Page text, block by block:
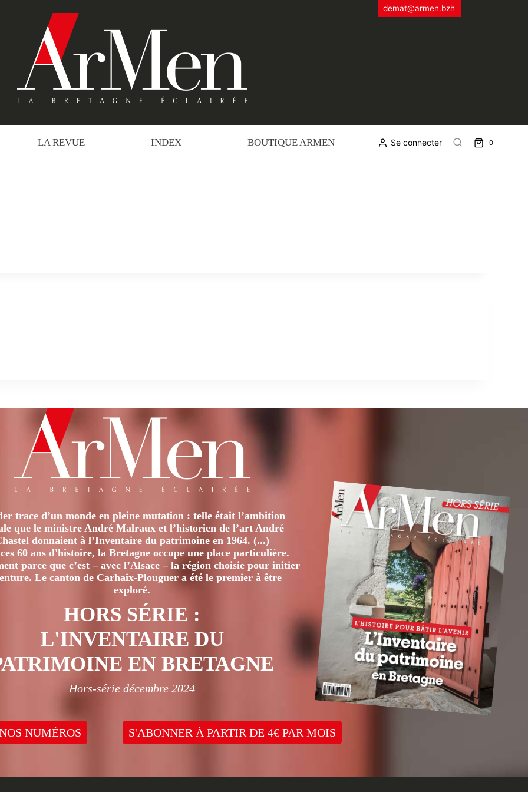
demat@armen.bzh
LA REVUE INDEX BOUTIQUE ARMEN Se connecter 0
trace d’un monde en pleine mutation : telle était l’ambition
que le ministre André Malraux et l’historien de l’art André
donnaient à l’Inventaire du patrimoine en 1964. (...)
60 ans d'histoire, la Bretagne occupe une place particulière.
parce que c’est – avec l’Alsace – la région choisie pour initier
Le canton de Carhaix-Plouguer a été le premier à être
exploré.
HORS SÉRIE :
L'INVENTAIRE DU
EN BRETAGNE
Hors-série décembre 2024
NUMÉROS S'ABONNER À PARTIR DE 4€ PAR MOIS